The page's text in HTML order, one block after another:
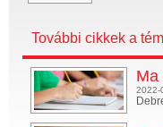
További cikkek a
Ma
2022-